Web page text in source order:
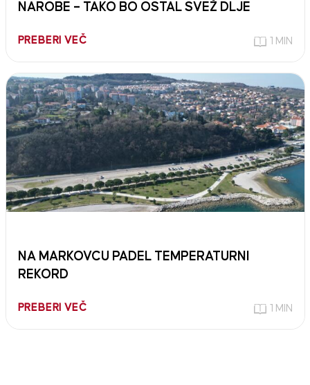
NAROBE – TAKO BO OSTAL SVEŽ DLJE
PREBERI VEČ 1 MIN
NA MARKOVCU PADEL TEMPERATURNI
REKORD
PREBERI VEČ 1 MIN